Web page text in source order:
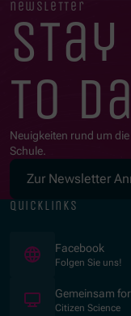
newsletter
stay
to
Neuigkeiten rund um
Schule.
Zur Newsletter
quicklinks
Facebook
Folgen Sie uns!
Gemeinsam
Citizen Science